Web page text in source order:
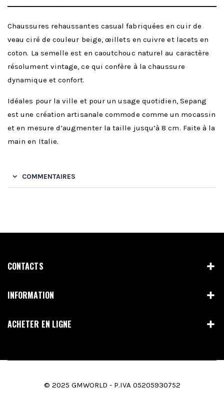
Chaussures rehaussantes casual fabriquées en cuir de
veau ciré de couleur beige, œillets en cuivre et lacets en
coton. La semelle est en caoutchouc naturel au caractère
résolument vintage, ce qui confère à la chaussure
dynamique et confort.
Idéales pour la ville et pour un usage quotidien, Sepang
est une création artisanale commode comme un mocassin
et en mesure d’augmenter la taille jusqu’à 8 cm. Faite à la
main en Italie.
COMMENTAIRES
CONTACTS
INFORMATION
ACHETER EN LIGNE
© 2025 GMWORLD - P.IVA 05205930752